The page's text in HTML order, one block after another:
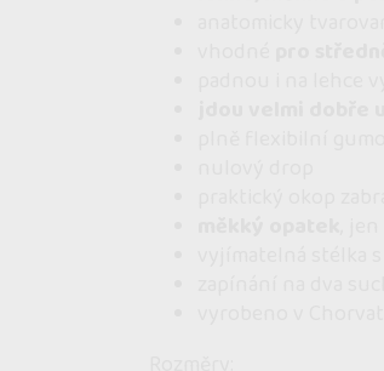
anatomicky
pro
padnou i na lehce
jdou velmi
plně flexibilní
praktický okop
,
vyjímatelná
zapínání na dva